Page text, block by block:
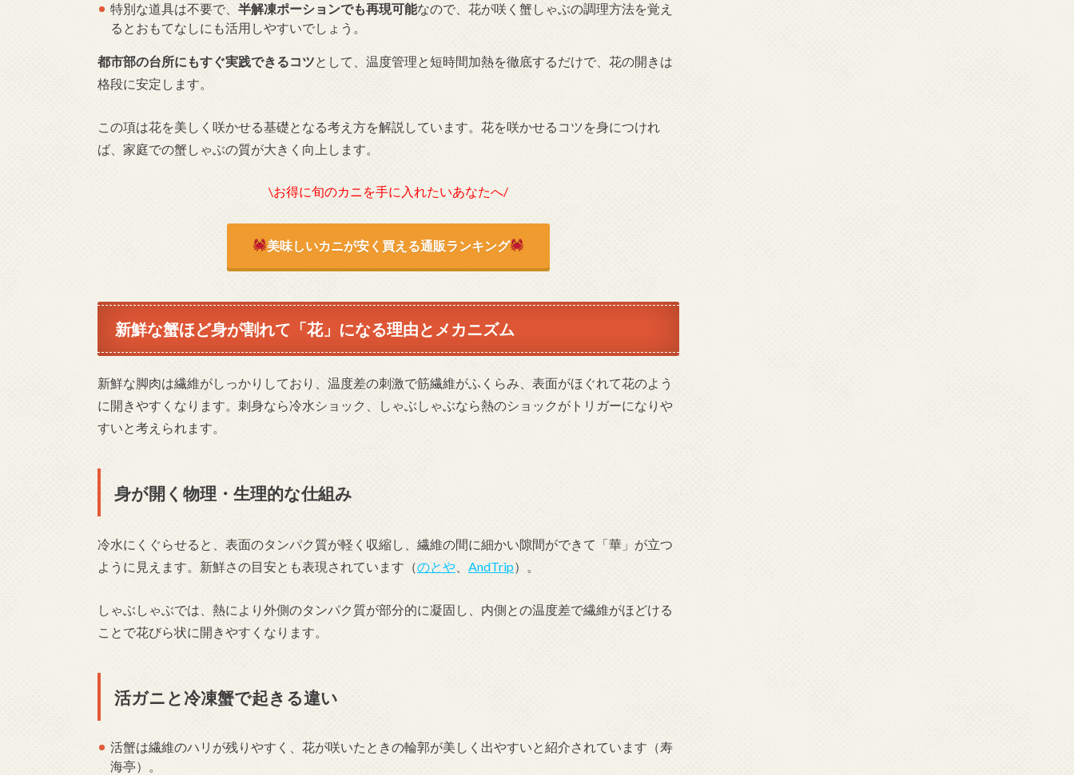
特別な道具は不要で、 半解凍ポーションでも再現可能なので、花が咲く蟹しゃぶの調理方法を覚え
るとおもてなしにも活用しやすいでしょう。
都市部の台所にもすぐ実践できるコツとして、温度管理と短時間加熱を徹底するだけで、花の開きは
格段に安定します。
この項は花を美しく咲かせる基礎となる考え方を解説しています。花を咲かせるコツを身につけれ
ば、家庭での蟹しゃぶの質が大きく向上します。
\お得に旬のカニを手に入れたいあなたへ/
美味しいカニが安く買える通販ランキング
新鮮な蟹ほど身が割れて「花」になる理由とメカニズム
新鮮な脚肉は繊維がしっかりしており、温度差の刺激で筋繊維がふくらみ、表面がほぐれて花のよう
に開きやすくなります。刺身なら冷水ショック、しゃぶしゃぶなら熱のショックがトリガーになりや
すいと考えられます。
身が開く物理・生理的な仕組み
冷水にくぐらせると、表面のタンパク質が軽く収縮し、繊維の間に細かい隙間ができて「華」が立つ
ように見えます。新鮮さの目安とも表現されています（のとや AndTrip）。
しゃぶしゃぶでは、熱により外側のタンパク質が部分的に凝固し、内側との温度差で繊維がほどける
ことで花びら状に開きやすくなります。
活ガニと冷凍蟹で起きる違い
活蟹は繊維のハリが残りやすく、花が咲いたときの輪郭が美しく出やすいと紹介されています（寿
海亭）。